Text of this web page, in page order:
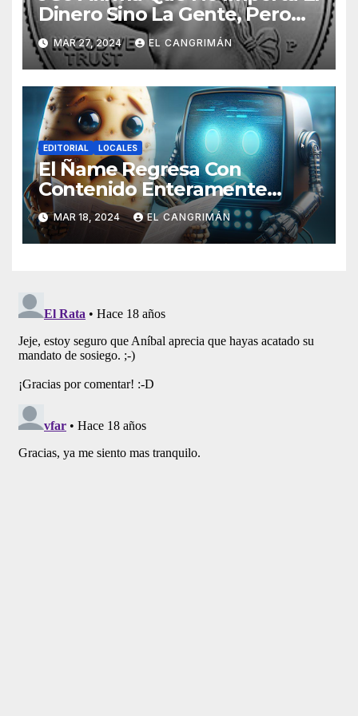
Dinero Sino La Gente, Pero
Pregunta: «¿De Verdad No
Tendrán Una Pejetita?»
MAR 27, 2024 EL CANGRIMÁN
EDITORIAL LOCALES
El Ñame Regresa Con
Contenido Enteramente
Generado Por Inteligencia
Artificial
MAR 18, 2024 EL CANGRIMÁN